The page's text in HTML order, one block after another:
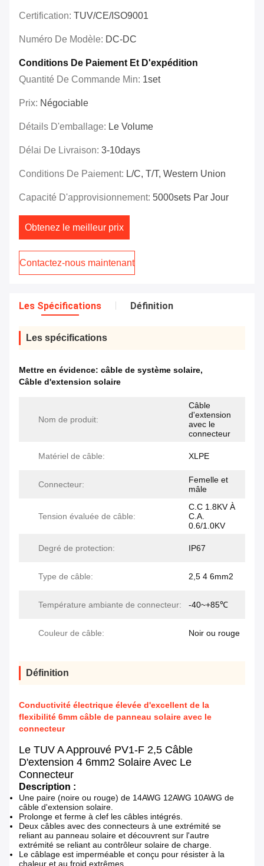
Certification: TUV/CE/ISO9001
Numéro De Modèle: DC-DC
Conditions De Paiement Et D'expédition
Quantité De Commande Min: 1set
Prix: Négociable
Détails D'emballage: Le Volume
Délai De Livraison: 3-10days
Conditions De Paiement: L/C, T/T, Western Union
Capacité D'approvisionnement: 5000sets Par Jour
Obtenez le meilleur prix
Contactez-nous maintenant
Les Spécifications Définition
Les spécifications
Mettre en évidence: câble de système solaire,
Câble d'extension solaire
Nom de produit:
Câble
d'extension
avec le
connecteur
Matériel de câble: XLPE
Connecteur:
Femelle et
mâle
Tension évaluée de câble:
C.C 1.8KV À
C.A.
0.6/1.0KV
Degré de protection: IP67
Type de câble: 2,5 4 6mm2
Température ambiante de connecteur: -40~+85℃
Couleur de câble: Noir ou rouge
Définition
Conductivité électrique élevée d'excellent de la
flexibilité 6mm câble de panneau solaire avec le
connecteur
Le TUV A Approuvé PV1-F 2,5 Câble
D'extension 4 6mm2 Solaire Avec Le
Connecteur
Description :
Une paire (noire ou rouge) de 14AWG 12AWG 10AWG de
câble d'extension solaire.
Prolonge et ferme à clef les câbles intégrés.
Deux câbles avec des connecteurs à une extrémité se
reliant au panneau solaire et découvrent sur l'autre
extrémité se reliant au contrôleur solaire de charge.
Le câblage est imperméable et conçu pour résister à la
chaleur et au froid extrêmes.